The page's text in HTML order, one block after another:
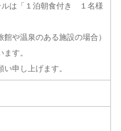
ルは「１泊朝食付き １名様
や温泉のある施設の場合）
す。
申し上げます。